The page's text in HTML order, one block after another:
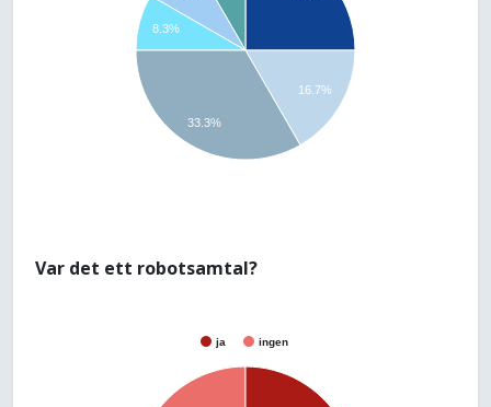
16.7%
8.3%
33.3%
Var det ett robotsamtal?
ja ingen